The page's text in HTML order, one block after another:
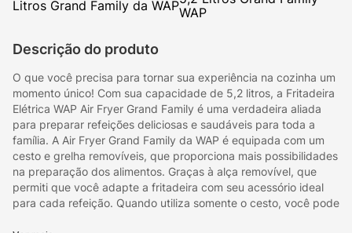
Descrição do produto
O que você precisa para tornar sua experiência na cozinha um
momento único! Com sua capacidade de 5,2 litros, a Fritadeira
Elétrica WAP Air Fryer Grand Family é uma verdadeira aliada
para preparar refeições deliciosas e saudáveis para toda a
família. A Air Fryer Grand Family da WAP é equipada com um
cesto e grelha removíveis, que proporciona mais possibilidades
na preparação dos alimentos. Graças à alça removível, que
permiti que você adapte a fritadeira com seu acessório ideal
para cada refeição. Quando utiliza somente o cesto, você pode